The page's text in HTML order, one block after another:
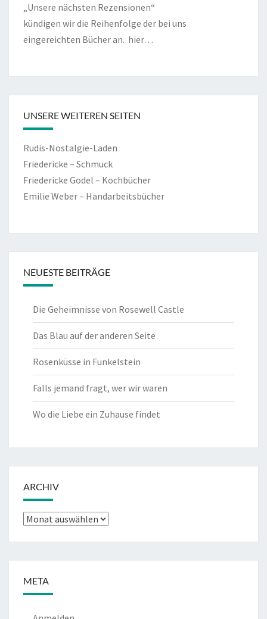
„Unsere nächsten Rezensionen“
kündigen wir die Reihenfolge der bei uns
eingereichten Bücher an. hier…
UNSERE WEITEREN SEITEN
Rudis-Nostalgie-Laden
Friedericke – Schmuck
Friedericke Godel – Kochbücher
Emilie Weber – Handarbeitsbücher
NEUESTE BEITRÄGE
Die Geheimnisse von Rosewell Castle
Das Blau auf der anderen Seite
Rosenküsse in Funkelstein
Falls jemand fragt, wer wir waren
Wo die Liebe ein Zuhause findet
ARCHIV
Archiv
META